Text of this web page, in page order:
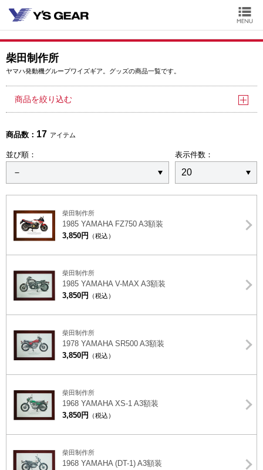
柴田制作所
ヤマハ発動機グループワイズギア。グッズの商品一覧です。
商品を絞り込む
商品数： 17 アイテム
並び順： 表示件数：
柴田制作所
1985 YAMAHA FZ750 A3額装
3,850円
（税込）
柴田制作所
1985 YAMAHA V-MAX A3額装
3,850円
（税込）
柴田制作所
1978 YAMAHA SR500 A3額装
3,850円
（税込）
柴田制作所
1968 YAMAHA XS-1 A3額装
3,850円
（税込）
柴田制作所
1968 YAMAHA (DT-1) A3額装